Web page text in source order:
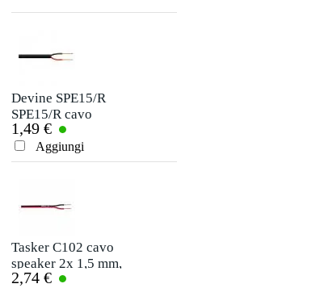
Valutazione
Non ci sono ancora recensioni per questo prodotto.
Devine SPE15/R
SPE15/R cavo
speaker 2x 1,5
mm2 per metro
1,49 €
Aggiungi
Tasker C102 cavo
speaker 2x 1,5 mm,
1,00 m
2,74 €